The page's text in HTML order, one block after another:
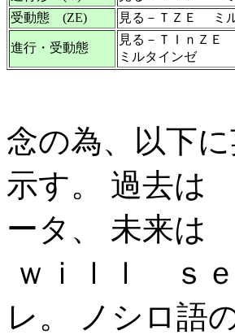
受動態 (ZE)
見る－ＴＺＥ ミ
進行・受動態
見る－ＴＩｎＺＥ
ミルタインゼ
念の為、以下
示す。 過去
ータ、 未来は
ｗｉｌｌ ｓ
レ。 ノシロ語